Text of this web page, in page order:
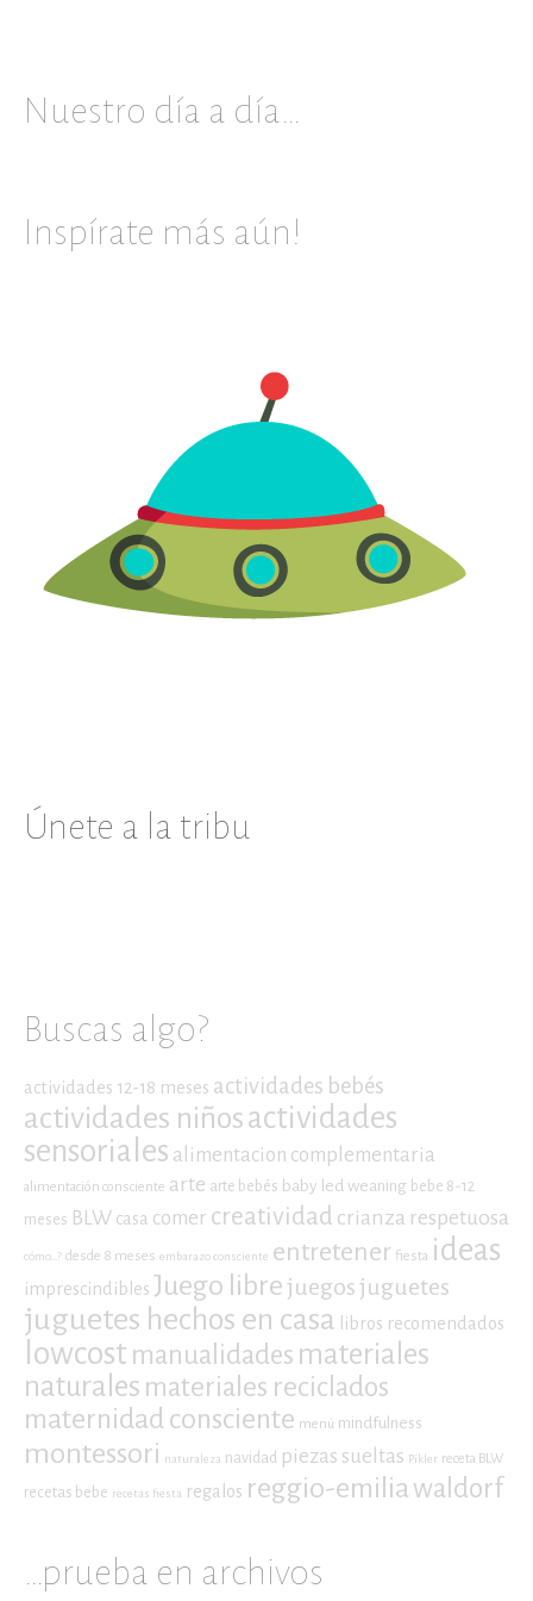
Nuestro día a día…
Inspírate más aún!
Únete a la tribu
Buscas algo?
actividades 12-18 meses actividades bebés
actividades niñosactividades
sensoriales alimentacion complementaria
alimentación consciente arte arte bebés baby led weaning bebe 8-12
meses BLW casa comer creatividad crianza respetuosa
cómo...? desde 8 meses embarazo consciente entretener fiesta ideas
imprescindibles Juego librejuegosjuguetes
juguetes hechos en casa libros recomendados
lowcost manualidades materiales
naturales materiales reciclados
maternidad consciente menú mindfulness
montessori naturaleza navidad piezas sueltas Pikler receta BLW
recetas bebe recetas fiesta regalos reggio-emilia waldorf
…prueba en archivos